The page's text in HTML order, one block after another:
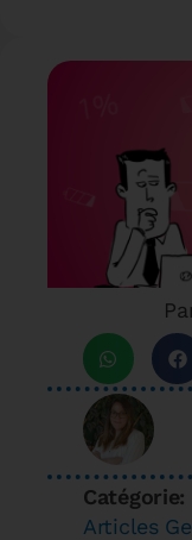
Catégorie:
Articles